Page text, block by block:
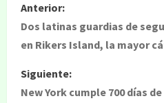
Anterior:
Dos latinas guardias de
en Rikers Island, la mayor
Siguiente:
New York cumple 700 días